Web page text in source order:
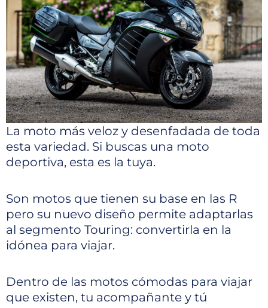
La moto más veloz y desenfadada de toda
esta variedad. Si buscas una moto
deportiva, esta es la tuya.
Son motos que tienen su base en las R
pero su nuevo diseño permite adaptarlas
al segmento Touring: convertirla en la
idónea para viajar.
Dentro de las motos cómodas para viajar
que existen, tu acompañante y tú